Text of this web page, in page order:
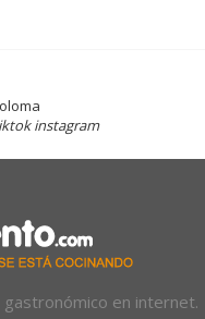
instagram
en internet.